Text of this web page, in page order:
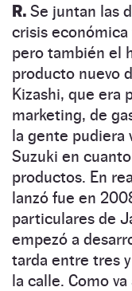
R. Se juntan las
crisis
pero también el
producto nuevo
Kizashi, que era
marketing, de
la gente pudiera
Suzuki en
productos. En
lanzó fue en
particulares de
empezó a
tarda entre tres
la calle. Como